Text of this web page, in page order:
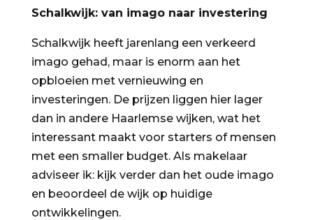
Schalkwijk: van imago naar investering
Schalkwijk heeft jarenlang een verkeerd
imago gehad, maar is enorm aan het
opbloeien met vernieuwing en
investeringen. De prijzen liggen hier lager
dan in andere Haarlemse wijken, wat het
interessant maakt voor starters of mensen
met een smaller budget. Als makelaar
adviseer ik: kijk verder dan het oude imago
en beoordeel de wijk op huidige
ontwikkelingen.